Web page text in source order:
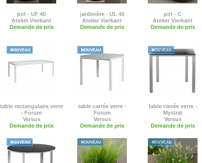
pot - UF 40
Atelier Vierkant
Demande de prix
jardinière - UL 40
Atelier Vierkant
Demande de prix
pot - C
Atelier Vierkant
Demande de prix
table rectangulaire verre
- Forum
Versus
Demande de prix
table carrée verre -
Forum
Versus
Demande de prix
table carrée verre -
Mystral
Versus
Demande de prix